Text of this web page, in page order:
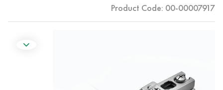
Product Code: 00-00007917